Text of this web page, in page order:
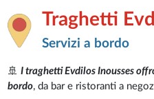
Traghetti
Servizi a bordo
🚢I traghetti Evdilos Inousses
bordo, da bar e ristoranti a